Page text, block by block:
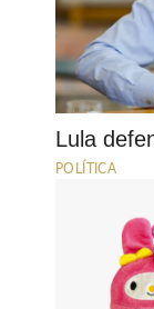
Lula
POLÍTICA